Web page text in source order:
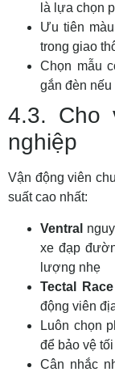
là lựa chọn
Ưu tiên
trong giao
Chọn mẫu
gắn đèn
4.3. Cho
nghiệp
Vận động viên
suất cao nhất:
Ventral
xe đạp
lượng nhẹ
Tectal
động viên
Luôn chọn
để bảo vệ
Cân nhắc